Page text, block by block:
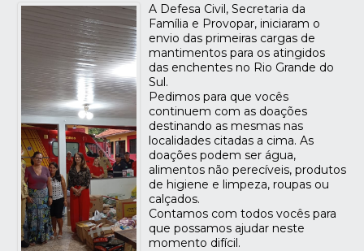
A Defesa Civil, Secretaria da
Família e Provopar, iniciaram o
envio das primeiras cargas de
mantimentos para os atingidos
das enchentes no Rio Grande do
Sul.
Pedimos para que vocês
continuem com as doações
destinando as mesmas nas
localidades citadas a cima. As
doações podem ser água,
alimentos não perecíveis, produtos
de higiene e limpeza, roupas ou
calçados.
Contamos com todos vocês para
que possamos ajudar neste
momento difícil.